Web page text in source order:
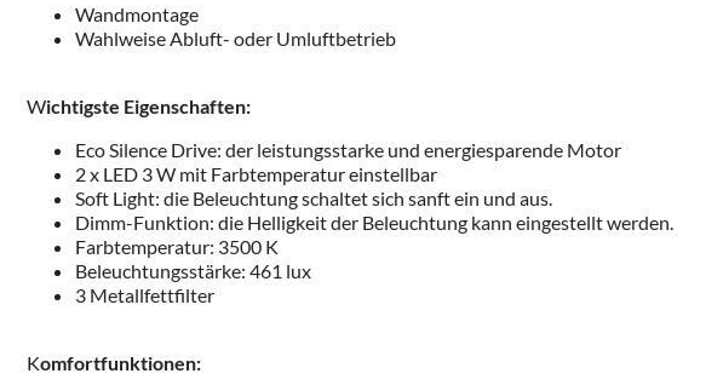
Wandmontage
Wahlweise Abluft- oder Umluftbetrieb
Wichtigste Eigenschaften:
Eco Silence Drive: der leistungsstarke und energiesparende Motor
2 x LED 3 W mit Farbtemperatur einstellbar
Soft Light: die Beleuchtung schaltet sich sanft ein und aus.
Dimm-Funktion: die Helligkeit der Beleuchtung kann eingestellt werden.
Farbtemperatur: 3500 K
Beleuchtungsstärke: 461 lux
3 Metallfettfilter
Komfortfunktionen: